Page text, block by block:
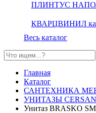
ПЛИНТУС
КВАРЦВИНИЛ
Весь каталог
Главная
Каталог
САНТЕХНИКА
УНИТАЗЫ
Унитаз BRASKO